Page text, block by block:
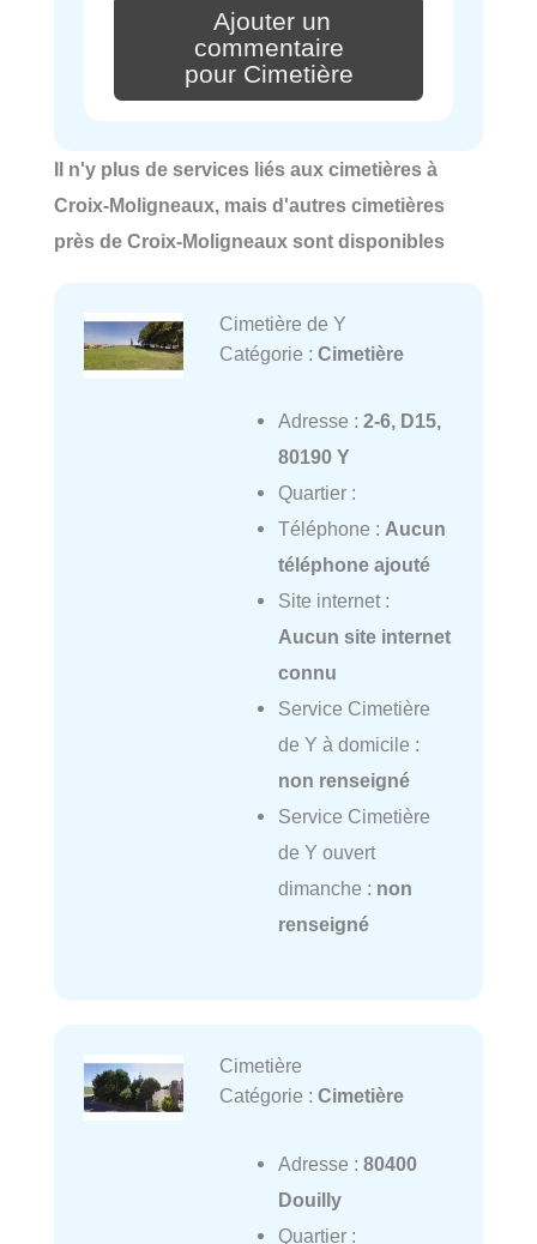
Ajouter un
commentaire
pour Cimetière
Il n'y plus de services liés aux cimetières à
Croix-Moligneaux, mais d'autres cimetières
près de Croix-Moligneaux sont disponibles
Cimetière de Y
Catégorie : Cimetière
Adresse : 2-6, D15,
80190 Y
Quartier :
Téléphone : Aucun
téléphone ajouté
Site internet :
Aucun site internet
connu
Service Cimetière
de Y à domicile :
non renseigné
Service Cimetière
de Y ouvert
dimanche : non
renseigné
Cimetière
Catégorie : Cimetière
Adresse : 80400
Douilly
Quartier :